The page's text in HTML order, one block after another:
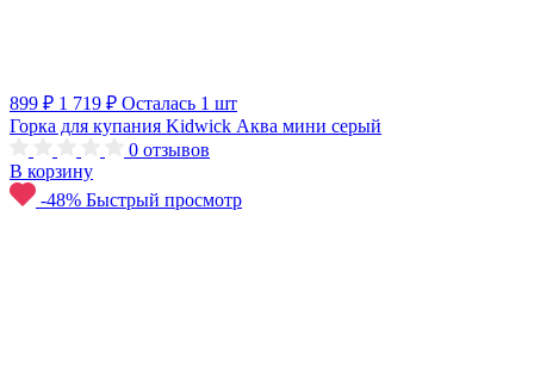
899 ₽ 1 719 ₽ Осталась 1 шт
Горка для купания Kidwick Аква мини серый
0 отзывов
В корзину
-48% Быстрый просмотр